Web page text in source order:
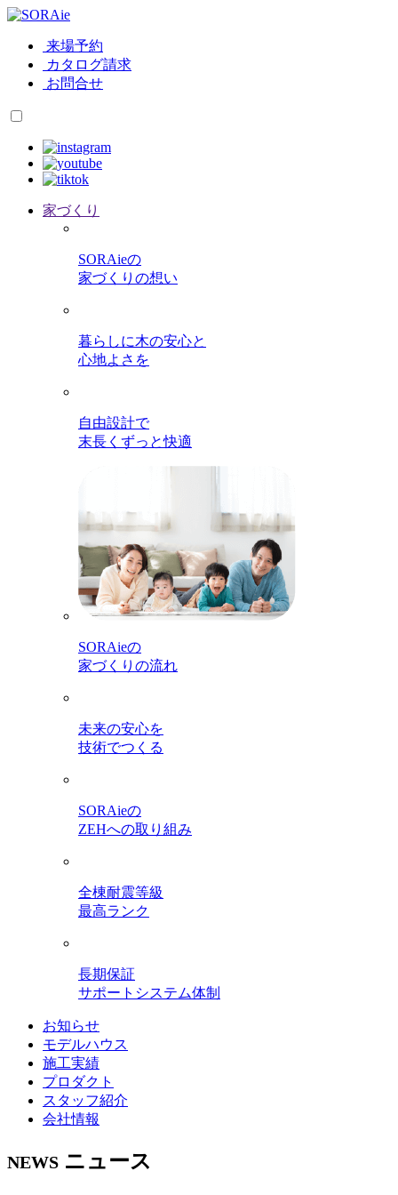
来場予約
カタログ請求
お問合せ
家づくり
SORAieの
家づくりの想い
暮らしに木の安心と
心地よさを
自由設計で
末長くずっと快適
SORAieの
家づくりの流れ
未来の安心を
技術でつくる
SORAieの
ZEHへの取り組み
全棟耐震等級
最高ランク
長期保証
サポートシステム体制
お知らせ
モデルハウス
施工実績
プロダクト
スタッフ紹介
会社情報
NEWS ニュース